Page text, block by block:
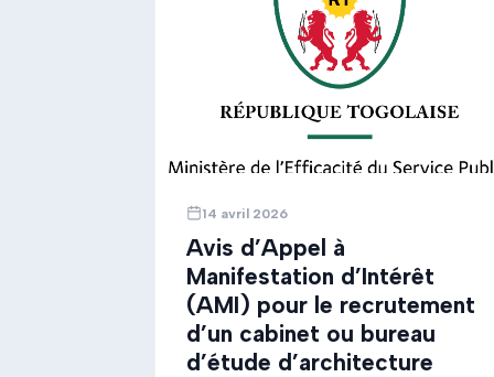
14 avril 2026
Avis d’Appel à
Manifestation d’Intérêt
(AMI) pour le recrutement
d’un cabinet ou bureau
d’étude d’architecture